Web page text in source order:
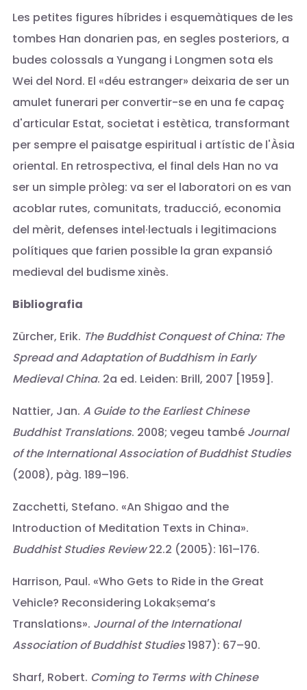
Les petites figures híbrides i esquemàtiques de les
tombes Han donarien pas, en segles posteriors, a
budes colossals a Yungang i Longmen sota els
Wei del Nord. El «déu estranger» deixaria de ser un
amulet funerari per convertir-se en una fe capaç
d'articular Estat, societat i estètica, transformant
per sempre el paisatge espiritual i artístic de l'Àsia
oriental. En retrospectiva, el final dels Han no va
ser un simple pròleg: va ser el laboratori on es van
acoblar rutes, comunitats, traducció, economia
del mèrit, defenses intel·lectuals i legitimacions
polítiques que farien possible la gran expansió
medieval del budisme xinès.
Bibliografia
Zürcher, Erik. The Buddhist Conquest of China: The
Spread and Adaptation of Buddhism in Early
Medieval China. 2a ed. Leiden: Brill, 2007 [1959].
Nattier, Jan. A Guide to the Earliest Chinese
Buddhist Translations. 2008; vegeu també Journal
of the International Association of Buddhist Studies
(2008), pàg. 189–196.
Zacchetti, Stefano. «An Shigao and the
Introduction of Meditation Texts in China».
Buddhist Studies Review22.2 (2005): 161–176.
Harrison, Paul. «Who Gets to Ride in the Great
Vehicle? Reconsidering Lokakṣema’s
Translations». Journal of the International
Association of Buddhist Studies1987): 67–90.
Sharf, Robert. Coming to Terms with Chinese